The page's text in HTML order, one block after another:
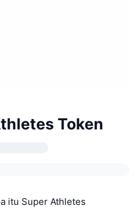
Token
itu Super Athletes